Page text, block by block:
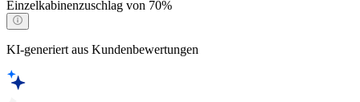
Einzelkabinenzuschlag von 70%
KI-generiert aus Kundenbewertungen